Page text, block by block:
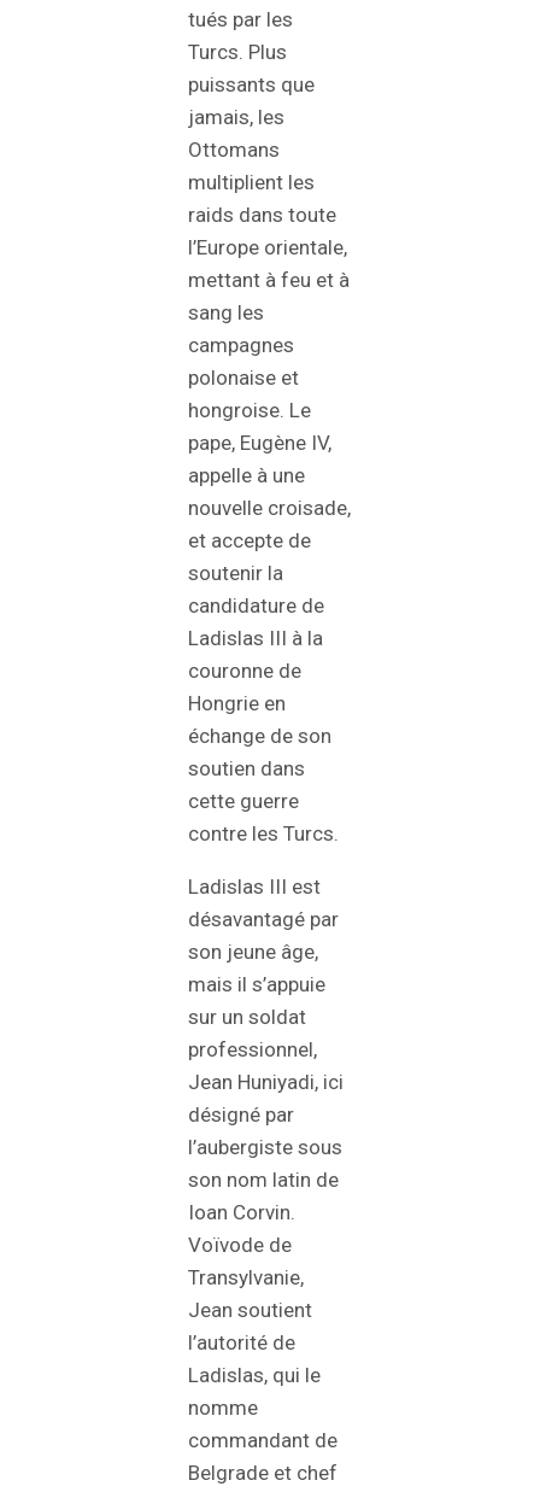
tués par les
Turcs. Plus
puissants que
jamais, les
Ottomans
multiplient les
raids dans toute
l’Europe orientale,
mettant à feu et à
sang les
campagnes
polonaise et
hongroise. Le
pape, Eugène IV,
appelle à une
nouvelle croisade,
et accepte de
soutenir la
candidature de
Ladislas III à la
couronne de
Hongrie en
échange de son
soutien dans
cette guerre
contre les Turcs.
Ladislas III est
désavantagé par
son jeune âge,
mais il s’appuie
sur un soldat
professionnel,
Jean Huniyadi, ici
désigné par
l’aubergiste sous
son nom latin de
Ioan Corvin.
Voïvode de
Transylvanie,
Jean soutient
l’autorité de
Ladislas, qui le
nomme
commandant de
Belgrade et chef